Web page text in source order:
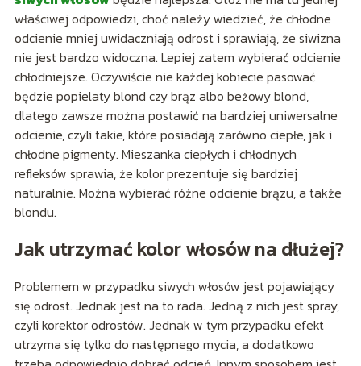
właściwej odpowiedzi, choć należy wiedzieć, że chłodne
odcienie mniej uwidaczniają odrost i sprawiają, że siwizna
nie jest bardzo widoczna. Lepiej zatem wybierać odcienie
chłodniejsze. Oczywiście nie każdej kobiecie pasować
będzie popielaty blond czy brąz albo beżowy blond,
dlatego zawsze można postawić na bardziej uniwersalne
odcienie, czyli takie, które posiadają zarówno ciepłe, jak i
chłodne pigmenty. Mieszanka ciepłych i chłodnych
refleksów sprawia, że kolor prezentuje się bardziej
naturalnie. Można wybierać różne odcienie brązu, a także
blondu.
Jak utrzymać kolor włosów na dłużej?
Problemem w przypadku siwych włosów jest pojawiający
się odrost. Jednak jest na to rada. Jedną z nich jest spray,
czyli korektor odrostów. Jednak w tym przypadku efekt
utrzyma się tylko do następnego mycia, a dodatkowo